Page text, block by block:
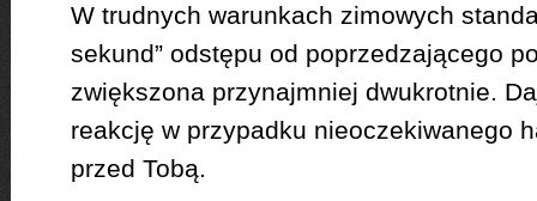
W trudnych warunkach zimowych
sekund” odstępu od poprzedzającego
zwiększona przynajmniej dwukrotnie.
reakcję w przypadku nieoczekiwanego
przed Tobą.